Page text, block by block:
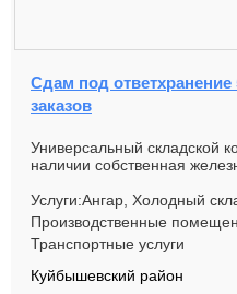
Сдам под ответхранение
заказов
Универсальный складской
наличии собственная
Услуги:Ангар, Холодный
Производственные
Транспортные услуги
Куйбышевский район